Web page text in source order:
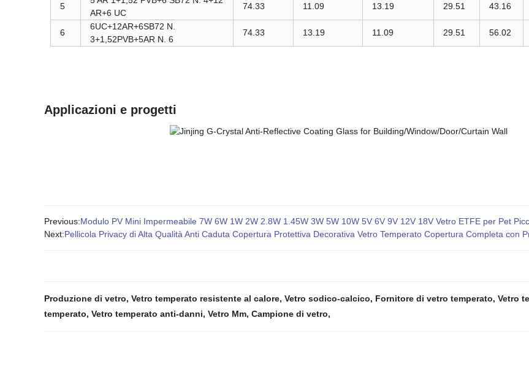
5
AR+6 UC
74.33 11.09 13.19 29.51 43.16
6
6UC+12AR+6SB72 N.
3+1,52PVB+5AR N. 6
74.33 13.19 11.09 29.51 56.02
Applicazioni e progetti
Previous:Modulo PV Mini Impermeabile 7W 6W 1W 2W 2.8W 1.45W 3W 5W 10W 5V 6V 9V 12V 18V Vetro ETFE per Pet
Next:Pellicola Privacy di Alta Qualità Anti Caduta Copertura Protettiva Decorativa Vetro Temperato Copertura Completa con
Produzione di vetro, Vetro temperato resistente al calore, Vetro sodico-calcico, Fornitore di vetro temperato, Vetro
temperato, Vetro temperato anti-danni, Vetro Mm, Campione di vetro,